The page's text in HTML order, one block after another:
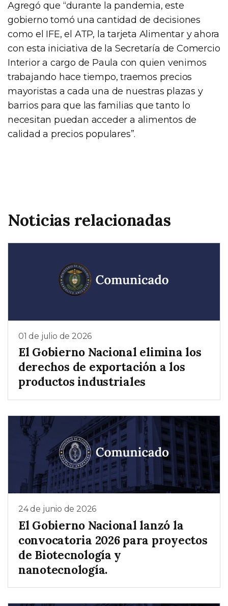
Agregó que “durante la pandemia, este
gobierno tomó una cantidad de decisiones
como el IFE, el ATP, la tarjeta Alimentar y ahora
con esta iniciativa de la Secretaría de Comercio
Interior a cargo de Paula con quien venimos
trabajando hace tiempo, traemos precios
mayoristas a cada una de nuestras plazas y
barrios para que las familias que tanto lo
necesitan puedan acceder a alimentos de
calidad a precios populares”.
Noticias relacionadas
01 de julio de 2026
El Gobierno Nacional elimina los
derechos de exportación a los
productos industriales
24 de junio de 2026
El Gobierno Nacional lanzó la
convocatoria 2026 para proyectos
de Biotecnología y
nanotecnología.